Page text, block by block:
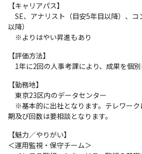
【キャリアパス】
SE、アナリスト（目安5年目以降）、コ
以降）
※よりはやい昇進もあり
【評価方法】
1年に2回の人事考課により、成果を個
【勤務地】
東京23区内のデータセンター
※基本的に出社となります。テレワーク
期及び回数は要相談となります。
【魅力／やりがい】
＜運用監視・保守チーム＞